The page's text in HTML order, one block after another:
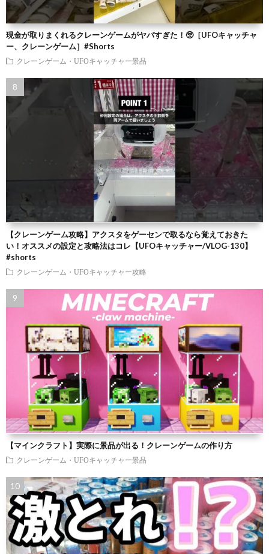
現金が取りまくれるクレーンゲームがヤバすぎた！🥺［UFOキャッチャ
ー、クレーンゲーム］#Shorts
クレーンゲーム・UFOキャッチャー景品
【クレーンゲーム攻略】アクスタをゲーセンで取るなら覚えておきた
い！オススメの設定と攻略法はコレ【UFOキャッチャー/VLOG-130】
#shorts
クレーンゲーム・UFOキャッチャー攻略
【マインクラフト】実際に景品が出る！クレーンゲームの作り方
クレーンゲーム・UFOキャッチャー景品